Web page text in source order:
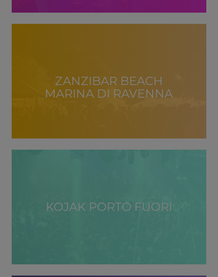
ZANZIBAR BEACH
MARINA DI RAVENNA
KOJAK PORTO FUORI